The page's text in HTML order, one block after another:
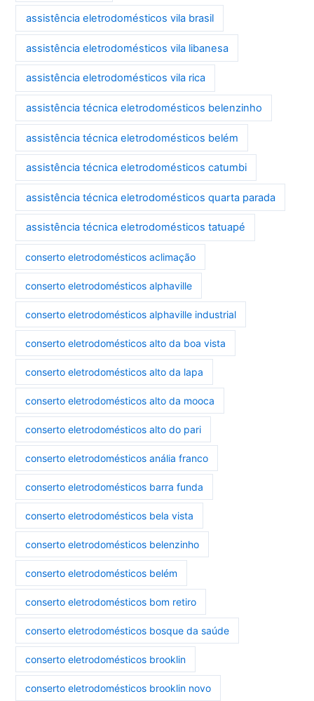
assistência eletrodomésticos vila brasil
assistência eletrodomésticos vila libanesa
assistência eletrodomésticos vila rica
assistência técnica eletrodomésticos belenzinho
assistência técnica eletrodomésticos belém
assistência técnica eletrodomésticos catumbi
assistência técnica eletrodomésticos quarta parada
assistência técnica eletrodomésticos tatuapé
conserto eletrodomésticos aclimação
conserto eletrodomésticos alphaville
conserto eletrodomésticos alphaville industrial
conserto eletrodomésticos alto da boa vista
conserto eletrodomésticos alto da lapa
conserto eletrodomésticos alto da mooca
conserto eletrodomésticos alto do pari
conserto eletrodomésticos anália franco
conserto eletrodomésticos barra funda
conserto eletrodomésticos bela vista
conserto eletrodomésticos belenzinho
conserto eletrodomésticos belém
conserto eletrodomésticos bom retiro
conserto eletrodomésticos bosque da saúde
conserto eletrodomésticos brooklin
conserto eletrodomésticos brooklin novo